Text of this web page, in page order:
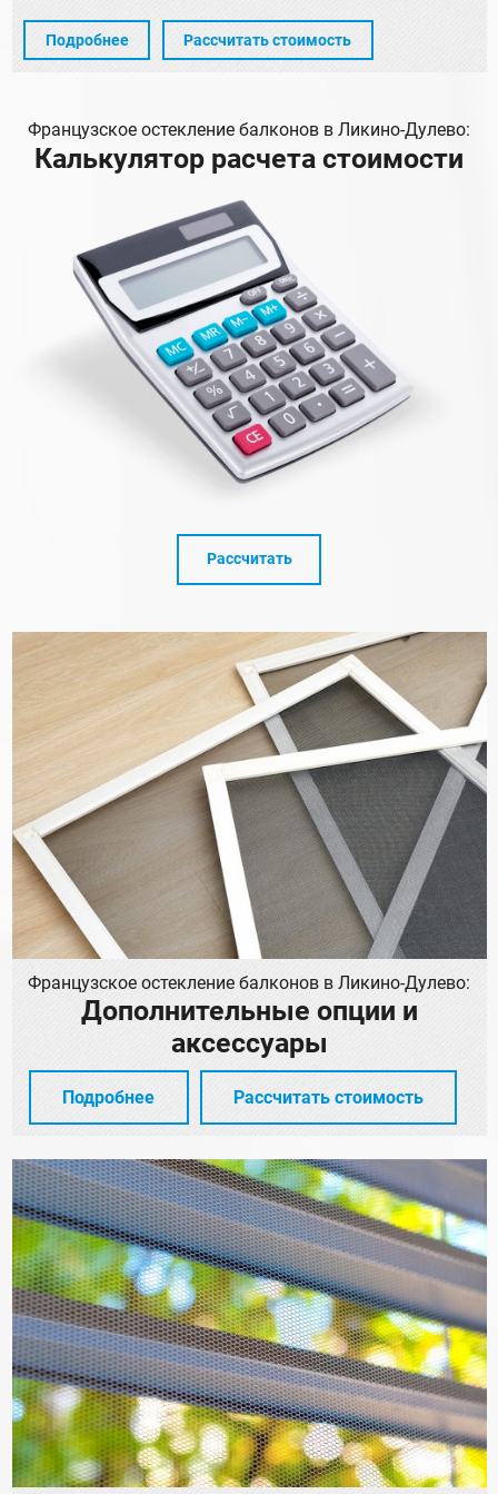
Подробнее Рассчитать стоимость
Французское остекление балконов в Ликино-Дулево:
Калькулятор расчета стоимости
Рассчитать
Французское остекление балконов в Ликино-Дулево:
Дополнительные опции и
аксессуары
Подробнее Рассчитать стоимость